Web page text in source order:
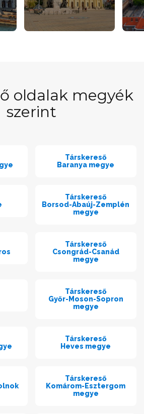
oldalak megyék
szerint
Társkereső
Baranya megye
Társkereső
Borsod-Abaúj-Zemplén
megye
Társkereső
Csongrád-Csanád
megye
Társkereső
Győr-Moson-Sopron
megye
Társkereső
Heves megye
Társkereső
Komárom-Esztergom
megye